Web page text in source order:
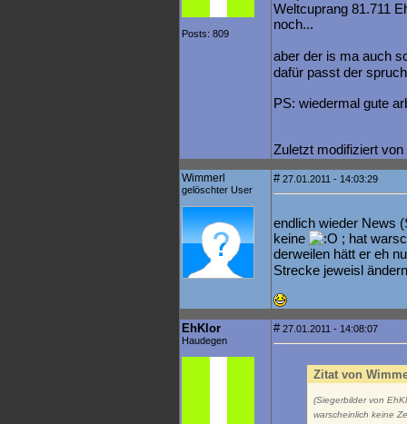
Posts: 809
Weltcuprang 81.711
noch...
aber der is ma auch
dafür passt der
PS: wiedermal gute
Zuletzt modifiziert
Wimmerl
gelöschter User
#27.01.2011 - 14:03:29
endlich wieder News
keine
; hat
derweilen hätt er eh
Strecke jeweisl
EhKlor
Haudegen
#27.01.2011 - 14:08:07
Zitat von
(Siegerbilder von
warscheinlich keine